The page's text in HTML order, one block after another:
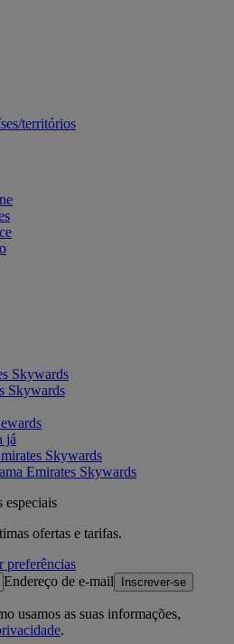
territórios
Skywards
Skywards
já
Skywards
Emirates Skywards
especiais
ofertas e tarifas.
preferências
Endereço de e-mail
Inscrever-se
usamos as suas informações,
.